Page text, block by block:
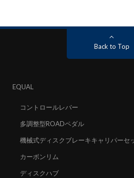
Back to Top
EQUAL
コントロールレバー
多調整型ROADペダル
機械式ディスクブレーキキャリパーセ
カーボンリム
ディスクハブ